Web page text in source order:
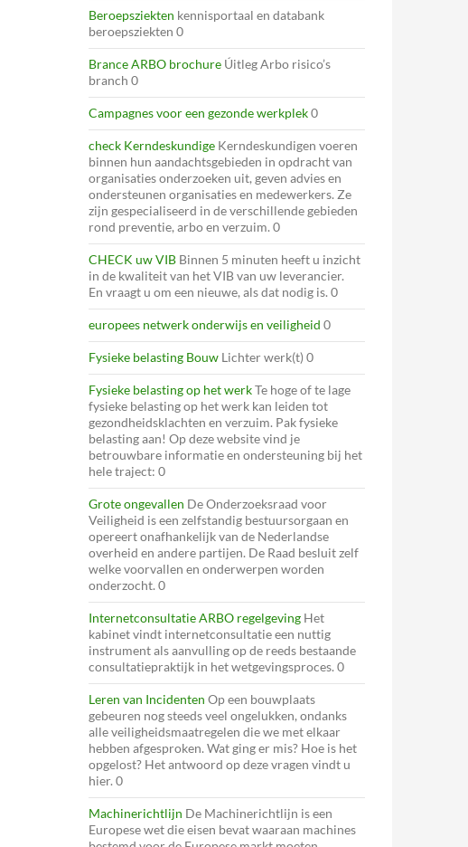
Beroepsziekten kennisportaal en databank
beroepsziekten 0
Brance ARBO brochure Úitleg Arbo risico’s
branch 0
Campagnes voor een gezonde werkplek0
check Kerndeskundige Kerndeskundigen voeren
binnen hun aandachtsgebieden in opdracht van
organisaties onderzoeken uit, geven advies en
ondersteunen organisaties en medewerkers. Ze
zijn gespecialiseerd in de verschillende gebieden
rond preventie, arbo en verzuim. 0
CHECK uw VIB Binnen 5 minuten heeft u inzicht
in de kwaliteit van het VIB van uw leverancier.
En vraagt u om een nieuwe, als dat nodig is. 0
europees netwerk onderwijs en veiligheid 0
Fysieke belasting Bouw Lichter werk(t) 0
Fysieke belasting op het werkTe hoge of te lage
fysieke belasting op het werk kan leiden tot
gezondheidsklachten en verzuim. Pak fysieke
belasting aan! Op deze website vind je
betrouwbare informatie en ondersteuning bij het
hele traject: 0
Grote ongevallen De Onderzoeksraad voor
Veiligheid is een zelfstandig bestuursorgaan en
opereert onafhankelijk van de Nederlandse
overheid en andere partijen. De Raad besluit zelf
welke voorvallen en onderwerpen worden
onderzocht. 0
Internetconsultatie ARBO regelgeving Het
kabinet vindt internetconsultatie een nuttig
instrument als aanvulling op de reeds bestaande
consultatiepraktijk in het wetgevingsproces. 0
Leren van Incidenten Op een bouwplaats
gebeuren nog steeds veel ongelukken, ondanks
alle veiligheidsmaatregelen die we met elkaar
hebben afgesproken. Wat ging er mis? Hoe is het
opgelost? Het antwoord op deze vragen vindt u
hier. 0
Machinerichtlijn De Machinerichtlijn is een
Europese wet die eisen bevat waaraan machines